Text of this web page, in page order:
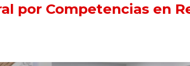
por Competencias en